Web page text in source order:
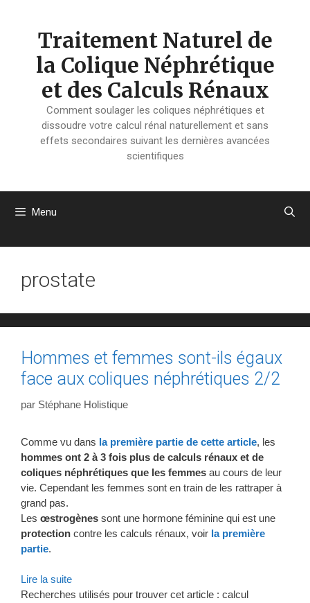
Traitement Naturel de
la Colique Néphrétique
et des Calculs Rénaux
Comment soulager les coliques néphrétiques et
dissoudre votre calcul rénal naturellement et sans
effets secondaires suivant les dernières avancées
scientifiques
Menu
prostate
Hommes et femmes sont-ils égaux
face aux coliques néphrétiques 2/2
par Stéphane Holistique
Comme vu dans la première partie de cette article, les
hommes ont 2 à 3 fois plus de calculs rénaux et de
coliques néphrétiques que les femmes au cours de leur
vie. Cependant les femmes sont en train de les rattraper à
grand pas.
Les œstrogènes sont une hormone féminine qui est une
protection contre les calculs rénaux, voir la première
partie.
Lire la suite
Recherches utilisés pour trouver cet article : calcul